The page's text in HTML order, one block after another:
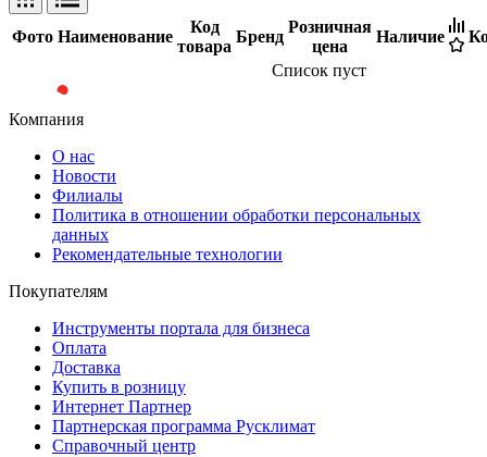
Фото Наименование
Код
товара
Бренд
Розничная
цена
Наличие
Список пуст
Компания
О нас
Новости
Филиалы
Политика в отношении обработки персональных
данных
Рекомендательные технологии
Покупателям
Инструменты портала для бизнеса
Оплата
Доставка
Купить в розницу
Интернет Партнер
Партнерская программа Русклимат
Справочный центр